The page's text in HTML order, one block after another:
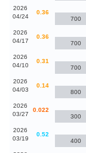
2026
04/24
0.36
700
2026
04/17
0.36
700
2026
04/10
0.31
700
2026
04/03
0.14
800
2026
03/27
0.022
300
2026
03/19
0.52
400